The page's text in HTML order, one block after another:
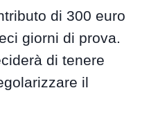
di 300 euro
giorni di prova.
di tenere
il